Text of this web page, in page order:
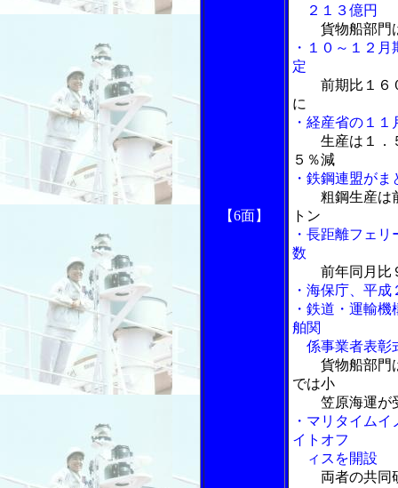
【6面】
２１３億円
貨物船部門
・１０～１２
定
前期比１６
に
・経産省の１
生産は１．
５％減
・鉄鋼連盟が
粗鋼生産は
トン
・長距離フェ
数
前年同月比
・海保庁、平
・鉄道・運輸
舶関
係事業者表彰
貨物船部門
では小
笠原海運が
・マリタイム
イトオフ
ィスを開設
両者の共同